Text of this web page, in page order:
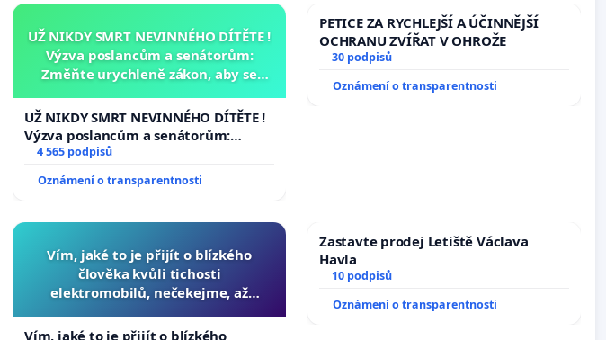
UŽ NIKDY SMRT NEVINNÉHO DÍTĚTE !
Výzva poslancům a senátorům:
Změňte urychleně zákon, aby se
opakovat!
UŽ NIKDY SMRT NEVINNÉHO DÍTĚTE !
Výzva poslancům a senátorům:
Změňte urychleně zákon, aby se
tragédie malé Viktorky už nemohla
opakovat!
4 565 podpisů
Oznámení o transparentnosti
PETICE ZA RYCHLEJŠÍ A ÚČINNĚJŠÍ
OCHRANU ZVÍŘAT V OHROŽE
30 podpisů
Oznámení o transparentnosti
Vím, jaké to je přijít o blízkého
člověka kvůli tichosti
elektromobilů, nečekejme, až
auta!
Vím, jaké to je přijít o blízkého
Zastavte prodej Letiště Václava
Havla
10 podpisů
Oznámení o transparentnosti